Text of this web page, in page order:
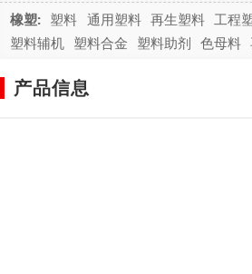
橡塑: 塑料 通用塑料 再生塑料 工程
塑料辅机 塑料合金 塑料助剂 色母料
产品信息